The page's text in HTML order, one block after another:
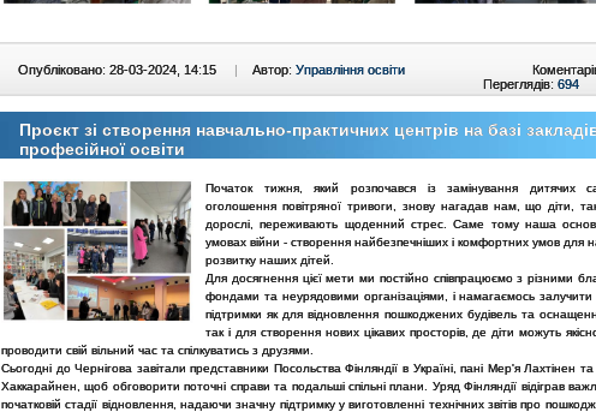
Опубліковано: 28-03-2024, 14:15 | Автор: Управління освіти
Переглядів: 694
Проєкт зі створення навчально-практичних центрів на базі
професійної освіти
Початок тижня, який розпочався із замінування дитячих
оголошення повітряної тривоги, знову нагадав нам, що діти,
дорослі, переживають щоденний стрес. Саме тому наша
умовах війни - створення найбезпечніших і комфортних умов для
розвитку наших дітей.
Для досягнення цієї мети ми постійно співпрацюємо з різними
фондами та неурядовими організаціями, і намагаємось
підтримки як для відновлення пошкоджених будівель та
так і для створення нових цікавих просторів, де діти можуть
проводити свій вільний час та спілкуватись з друзями.
Сьогодні до Чернігова завітали представники Посольства Фінляндії в Україні, пані Мер'я Лахтінен та
Хаккарайнен, щоб обговорити поточні справи та подальші спільні плани. Уряд Фінляндії відіграв
початковій стадії відновлення, надаючи значну підтримку у виготовленні технічних звітів про